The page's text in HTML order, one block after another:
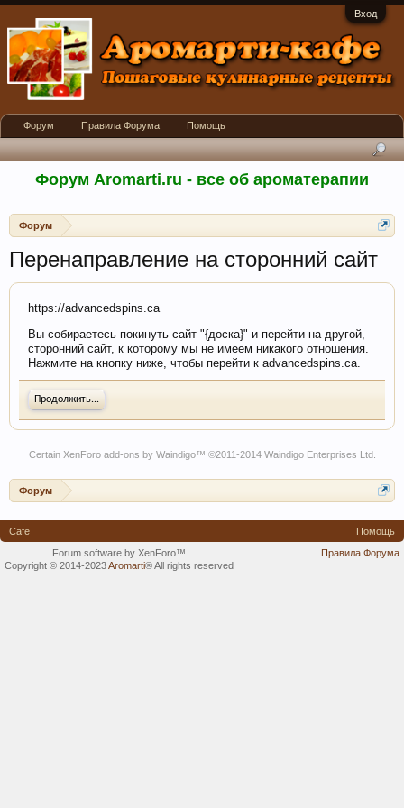
Вход
Форум Aromarti.ru - все об ароматерапии
Форум
Перенаправление на сторонний сайт
https://advancedspins.ca
Вы собираетесь покинуть сайт "{доска}" и перейти на другой,
сторонний сайт, к которому мы не имеем никакого отношения.
Нажмите на кнопку ниже, чтобы перейти к advancedspins.ca.
Продолжить...
Certain XenForo add-ons by Waindigo™ ©2011-2014 Waindigo Enterprises Ltd.
Форум
Форум Правила Форума Помощь
Cafe
Помощь
Правила Форума
Forum software by XenForo™
Copyright © 2014-2023Aromarti®All rights reserved